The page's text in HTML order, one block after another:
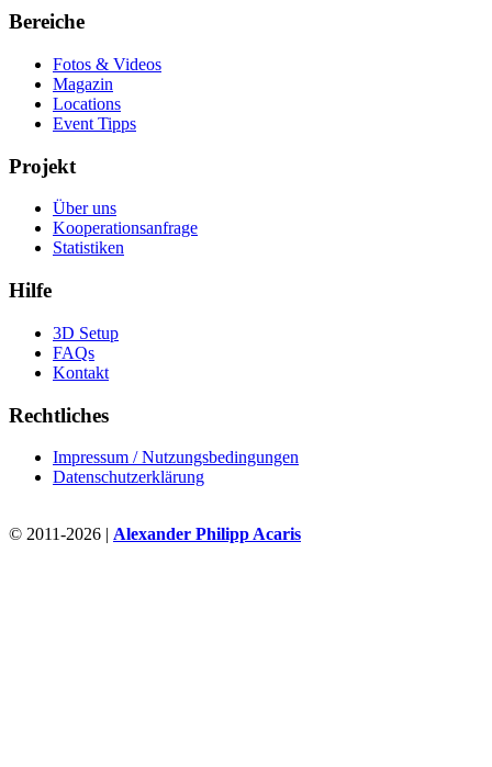
Bereiche
Fotos & Videos
Magazin
Locations
Event Tipps
Projekt
Über uns
Kooperationsanfrage
Statistiken
Hilfe
3D Setup
FAQs
Kontakt
Rechtliches
Impressum / Nutzungsbedingungen
Datenschutzerklärung
© 2011-2026 | Alexander Philipp Acaris